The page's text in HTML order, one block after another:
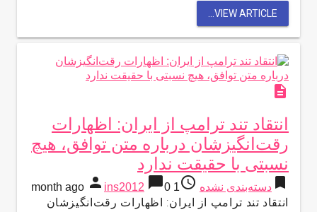
VIEW ARTICLE...
description
انتقاد تند ترامپ از ایران: اظهارات
رقت‌انگیزشان درباره متن توافق، هیچ
نسبتی با حقیقت ندارد
bookmark دسته‌بندی نشده access_time
1 month ago
person ins2012 chat_bubble0
انتقاد تند ترامپ از ایران: اظهارات رقت‌انگیزشان